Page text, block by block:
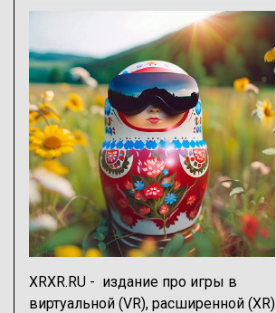
XRXR.RU - издание про игры в
виртуальной (VR), расширенной (XR)